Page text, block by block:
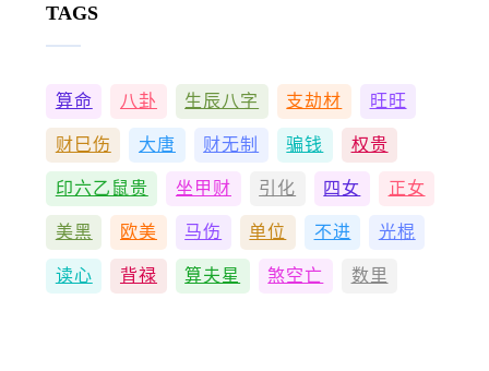
TAGS
算命 八卦 生辰八字 支劫材 旺旺
财巳伤 大唐 财无制 骗钱 权贵
印六乙鼠贵 坐甲财 引化 四女 正女
美黑 欧美 马伤 单位 不进 光棍
读心 背禄 算夫星 煞空亡 数里